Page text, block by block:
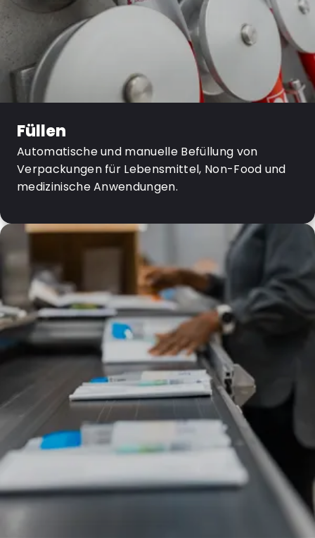
Füllen
Automatische und manuelle Befüllung von
Verpackungen für Lebensmittel, Non-Food und
medizinische Anwendungen.